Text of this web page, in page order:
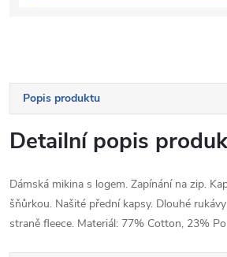
Popis produktu
Detailní popis
Dámská mikina s logem. Zapínání na zip.
šňůrkou. Našité přední kapsy. Dlouhé
straně fleece. Materiál: 77% Cotton, 23%